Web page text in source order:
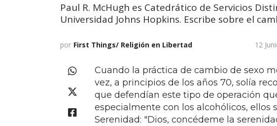
Paul R. McHugh es Catedrático de Servicios
Universidad Johns Hopkins. Escribe sobre el
por First Things/ Religión en Libertad 12
Cuando la práctica de cambio de sexo
vez, a principios de los años 70, solía
que defendían este tipo de operación
especialmente con los alcohólicos, ellos
Serenidad: "Dios, concédeme la